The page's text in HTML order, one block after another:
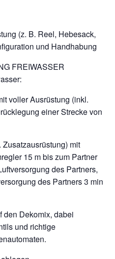
(z. B. Reel, Hebesack,
und Handhabung
FREIWASSER
voller Ausrüstung (inkl.
einer Strecke von
mit
15 m bis zum Partner
des Partners,
des Partners 3 min
den Dekomix, dabei
und richtige